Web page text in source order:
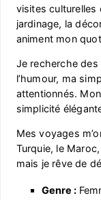
visites culturelles
jardinage, la
animent mon
Je recherche
l’humour, ma
attentionnés.
simplicité
Mes voyages
Turquie, le
mais je rêve de
Genre :